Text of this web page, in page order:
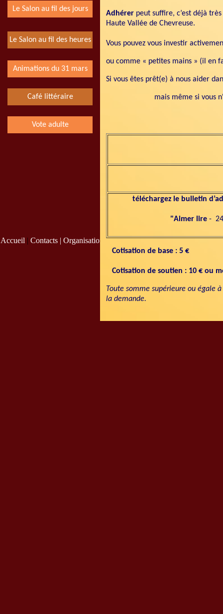
Café littéraire
Le Salon au fil des heures
Vote adulte
Animations du 31 mars
Le Salon au fil des jours
Adhérer peut suffire, c’est déjà
Haute Vallée de Chevreuse.
Vous pouvez vous investir
ou comme « petites mains » (il en
Si vous êtes prêt(e) à nous aider
mais même si vous
téléchargez le bulletin
"Aimer lire - 24
Cotisation de base : 5 €
Cotisation de soutien : 10 € ou
Toute somme supérieure ou égale
la demande.
Accueil | Contacts | Organisation |